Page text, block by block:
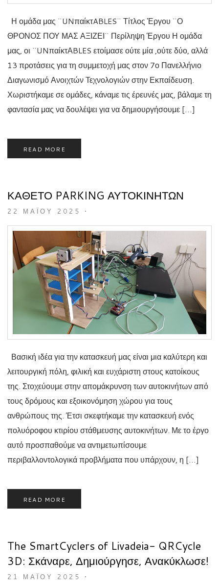
Η ομάδα μας ¨UNπαίκτABLES¨ Τίτλος Έργου ¨Ο
ΘΡΟΝΟΣ ΠΟΥ ΜΑΣ ΑΞΙΖΕΙ¨ Περίληψη Έργου Η ομάδα
μας, οι ¨UNπαίκτΑBLES ετοίμασε ούτε μία ,ούτε δύο, αλλά
13 προτάσεις για τη συμμετοχή μας στον 7ο Πανελλήνιο
Διαγωνισμό Ανοιχτών Τεχνολογιών στην Εκπαίδευση.
Χωριστήκαμε σε ομάδες, κάναμε τις έρευνές μας, βάλαμε τη
φαντασία μας να δουλέψει για να δημιουργήσουμε […]
READ MORE
ΚΑΘΕΤΟ PARKING ΑΥΤΟΚΙΝΗΤΩΝ
22 ΜΑΪ́ΟΥ 2025 •
Βασική ιδέα για την κατασκευή μας είναι μια καλύτερη και
λειτουργική πόλη, φιλική και ευχάριστη στους κατοίκους
της. Στοχεύουμε στην απομάκρυνση των αυτοκινήτων από
τους δρόμους και εξοικονόμηση χώρου για τους
ανθρώπους της. Έτσι σκεφτήκαμε την κατασκευή ενός
πολυόροφου κτιρίου στάθμευσης αυτοκινήτων. Με το έργο
αυτό προσπαθούμε να αντιμετωπίσουμε
περιβαλλοντολογικά προβλήματα που υπάρχουν, η […]
READ MORE
The SmartCyclers of Livadeia- QRCycle
3D: Σκάναρε, Δημιούργησε, Ανακύκλωσε!
21 ΜΑΪ́ΟΥ 2025 •